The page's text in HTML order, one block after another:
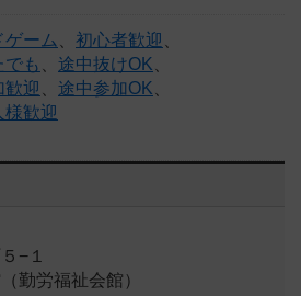
ゲーム 初心者歓迎
でも
途中抜けOK
歓迎
途中参加OK
様歓迎
−１
勤労福祉会館）